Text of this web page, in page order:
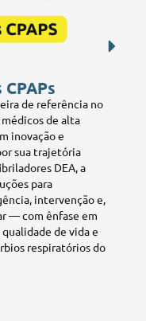
de referência no
de alta
inovação e
sua trajetória
DEA, a
para
intervenção e,
— com ênfase em
de vida e
respiratórios do